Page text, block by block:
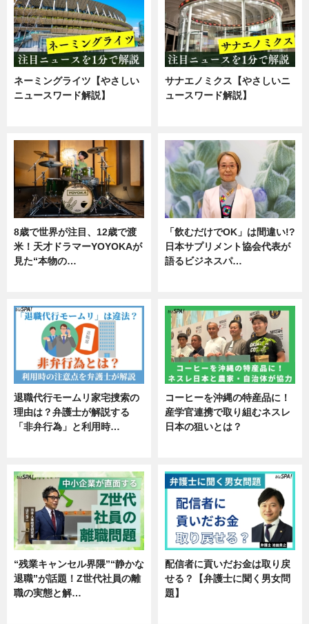
ネーミングライツ【やさしい
ニュースワード解説】
サナエノミクス【やさしいニ
ュースワード解説】
8歳で世界が注目、12歳で渡
米！天才ドラマーYOYOKAが
見た“本物の…
「飲むだけでOK」は間違い!?
日本サプリメント協会代表が
語るビジネスパ…
退職代行モームリ家宅捜索の
理由は？弁護士が解説する
「非弁行為」と利用時…
コーヒーを沖縄の特産品に！
産学官連携で取り組むネスレ
日本の狙いとは？
“残業キャンセル界隈”“静かな
退職”が話題！Z世代社員の離
職の実態と解…
配信者に貢いだお金は取り戻
せる？【弁護士に聞く男女問
題】